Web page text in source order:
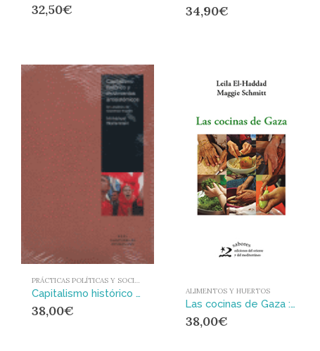
32,50€ 34,90€
PRÁCTICAS POLÍTICAS Y SOCIALES
Capitalismo histórico y movimientos antisistémicos : Un análisis de sistemas-mundo
38,00€
ALIMENTOS Y HUERTOS
Las cocinas de Gaza : Un viaje culinario por Palestina
38,00€